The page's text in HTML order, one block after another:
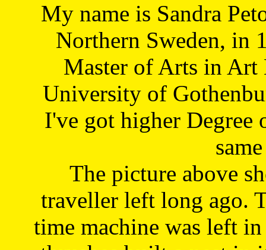
My name is Sandra
Northern Sweden, in
Master of Arts in Art
University of
I've got higher Degree
The picture above
traveller left long ago.
time machine was left